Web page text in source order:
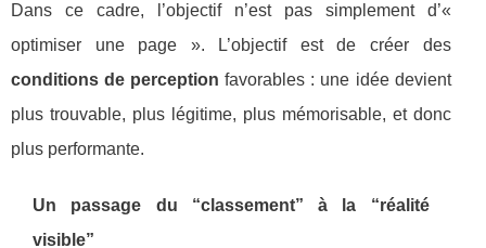
Dans ce cadre, l’objectif n’est pas simplement d’«
optimiser une page ». L’objectif est de créer des
conditions de perception favorables : une idée devient
plus trouvable, plus légitime, plus mémorisable, et donc
plus performante.
Un passage du “classement” à la “réalité
visible”